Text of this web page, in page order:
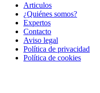
Articulos
¿Quiénes somos?
Expertos
Contacto
Aviso legal
Política de privacidad
Política de cookies